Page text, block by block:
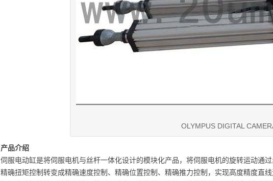
OLYMPUS DIGITAL
产品介绍
伺服电动缸是将伺服电机与丝杆一体化设计的模块化产品，将伺服电机的旋转运动通
精确扭矩控制转变成精确速度控制、精确位置控制、精确推力控制，实现高度精度直